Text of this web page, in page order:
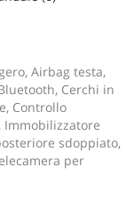
Airbag testa,
Cerchi in
Controllo
Immobilizzatore
sdoppiato,
per